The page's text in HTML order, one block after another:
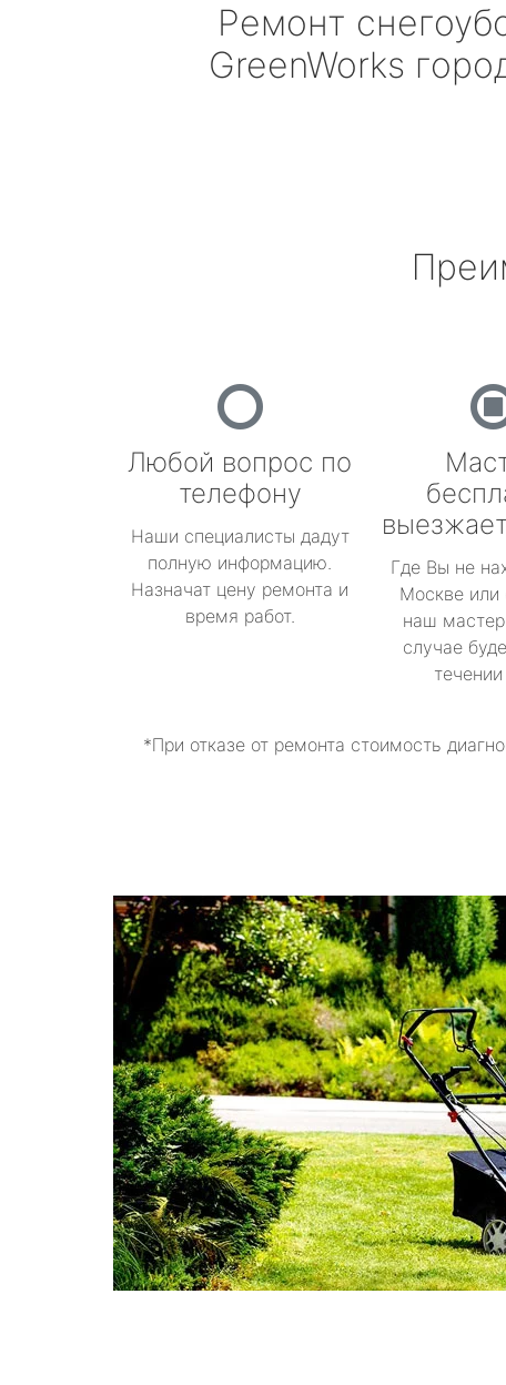
Ремонт
GreenWorks
Любой вопрос по
телефону
Наши специалисты дадут
полную информацию.
Назначат цену ремонта и
время работ.
Где Вы не
Москве или
наш
случае
*При отказе от ремонта стоимость